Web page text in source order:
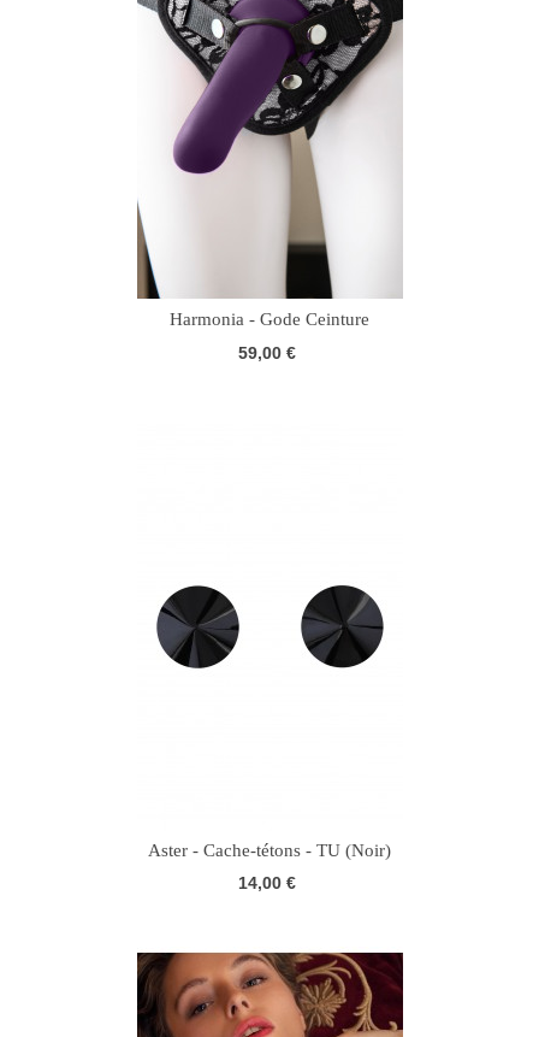
Harmonia - Gode Ceinture
59,00 €
Aster - Cache-tétons - TU (Noir)
14,00 €